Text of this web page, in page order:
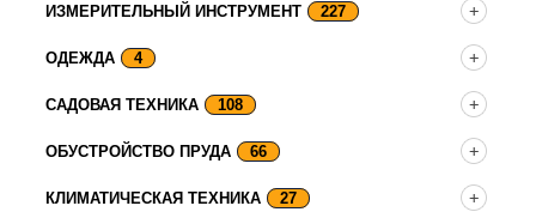
ИЗМЕРИТЕЛЬНЫЙ ИНСТРУМЕНТ 227
ОДЕЖДА 4
САДОВАЯ ТЕХНИКА 108
ОБУСТРОЙСТВО ПРУДА 66
КЛИМАТИЧЕСКАЯ ТЕХНИКА 27